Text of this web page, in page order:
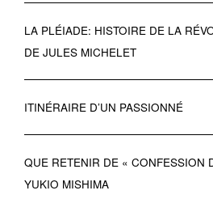
LA PLÉIADE: HISTOIRE DE LA
DE JULES MICHELET
ITINÉRAIRE D’UN PASSIONNÉ
QUE RETENIR DE « CONFESSION
YUKIO MISHIMA